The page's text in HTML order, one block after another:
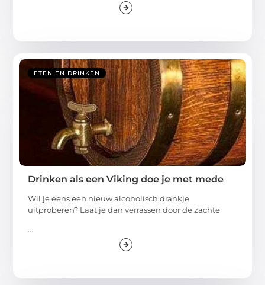
ETEN EN DRINKEN
Drinken als een Viking doe je met mede
Wil je eens een nieuw alcoholisch drankje
uitproberen? Laat je dan verrassen door de zachte
...